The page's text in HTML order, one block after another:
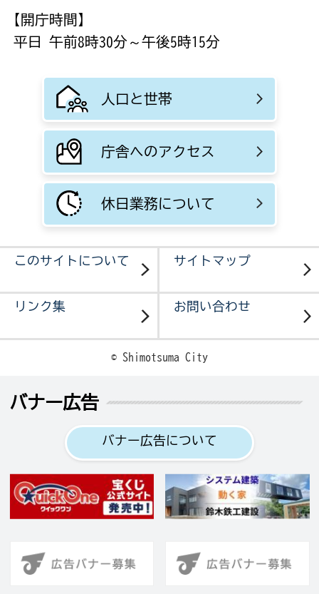
【開庁時間】
平日 午前8時30分～午後5時15分
人口と世帯
庁舎へのアクセス
休日業務について
このサイトについて サイトマップ
リンク集 お問い合わせ
© Shimotsuma City
バナー広告
バナー広告について